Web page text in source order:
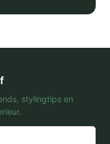
stylingtips en